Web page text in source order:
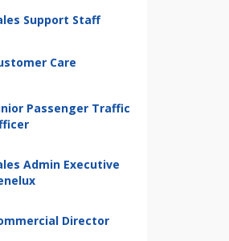
Support Staff
Care
Passenger Traffic
Admin Executive
Director